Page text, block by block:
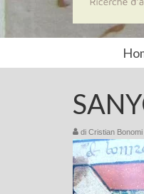
di Cristian Bonomi